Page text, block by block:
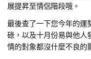
展提昇至情侶階段哦。
最後查了一下您今年的運
碌，以及十月份易與他人
情的對象都沒什麼不良的